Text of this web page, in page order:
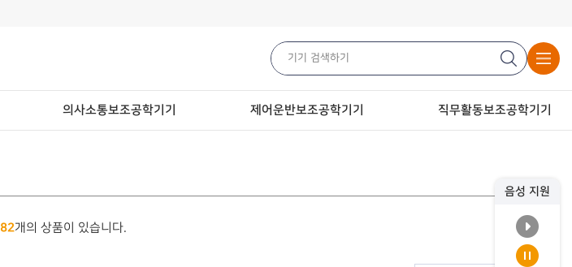
음성 지원
의사소통보조공학기기 제어운반보조공학기기 직무활동보조공학기기
82개의 상품이 있습니다.